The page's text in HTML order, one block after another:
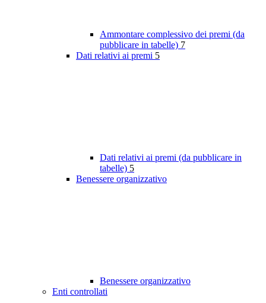
Ammontare complessivo dei premi (da
pubblicare in tabelle) 7
Dati relativi ai premi 5
Dati relativi ai premi (da pubblicare in
tabelle) 5
Benessere organizzativo
Benessere organizzativo
Enti controllati